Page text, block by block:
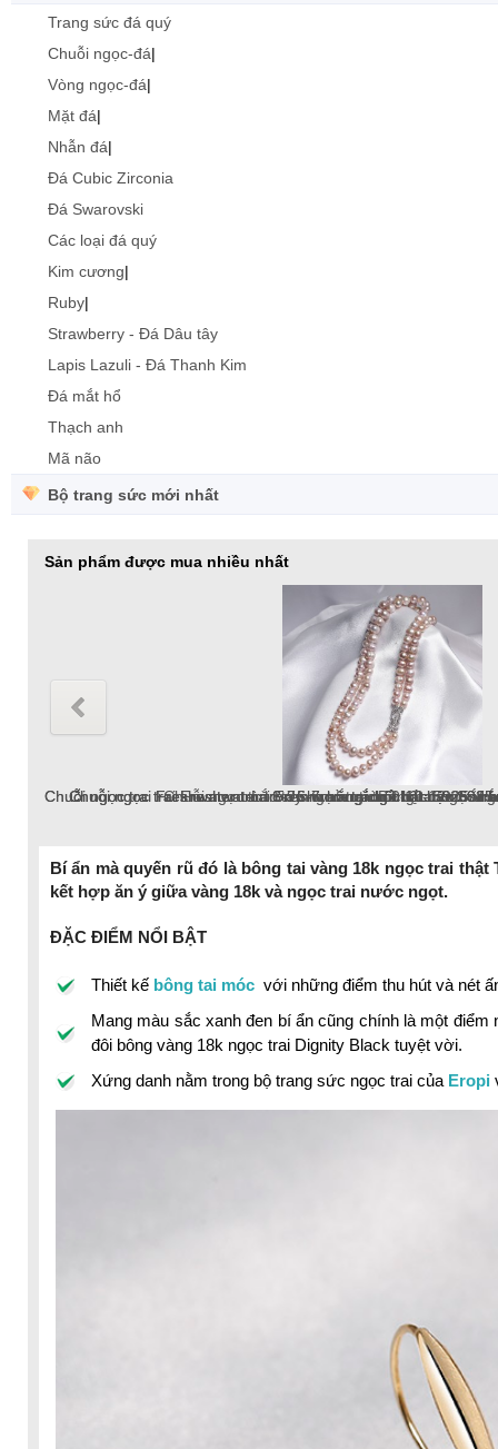
Trang sức đá quý
Chuỗi ngọc-đá|
Vòng ngọc-đá|
Mặt đá|
Nhẫn đá|
Đá Cubic Zirconia
Đá Swarovski
Các loại đá quý
Kim cương|
Ruby|
Strawberry - Đá Dâu tây
Lapis Lazuli - Đá Thanh Kim
Đá mắt hổ
Thạch anh
Mã não
Bộ trang sức mới nhất
Sản phẩm được mua nhiều nhất
Bông tai ngọc trai Freshwater tròn 9-10mm
Lắc tay ngọc trai Freshwater tròn 10-11mm trắng
Lắc tay ngọc trai Freshwater tròn 6-7mm trắng
Dây chuyền ngọc trai Freshwater tròn 6-7mm
chuỗi ngọc trai
Chuỗi ngọc trai Freshwater tròn 9-10 mm
Chuỗi ngọc trai Freshwater tròn 8-9mm hồng chốt bạc S925 xi
Bí ẩn mà quyến rũ đó là bông tai vàng 18k ngọc trai
kết hợp ăn ý giữa vàng 18k và ngọc trai nước ngọt.
ĐẶC ĐIỂM NỔI BẬT
Thiết kế bông tai móc với những điểm thu hút và nét
Mang màu sắc xanh đen bí ẩn cũng chính là một
đôi bông vàng 18k ngọc trai Dignity Black tuyệt vời.
Xứng danh nằm trong bộ trang sức ngọc trai của Eropi